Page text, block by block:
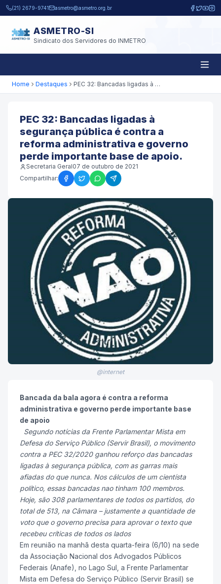
Pular para o conteúdo principal
(21) 2679-9741 asmetro@asmetro.org.br
ASMETRO-SI
Sindicato dos Servidores do INMETRO
Home Destaques PEC 32: Bancadas ligadas à segurança pública é contra a reforma administrativa e governo perde importante base de apoio.
PEC 32: Bancadas ligadas à
segurança pública é contra a
reforma administrativa e governo
perde importante base de apoio.
Secretaria Geral07 de outubro de 2021
Compartilhar:
@internet
Bancada da bala agora é contra a reforma
administrativa e governo perde importante base
de apoio
Segundo notícias da Frente Parlamentar Mista em
Defesa do Serviço Público (Servir Brasil), o movimento
contra a PEC 32/2020 ganhou reforço das bancadas
ligadas à segurança pública, com as garras mais
afiadas do que nunca. Nos cálculos de um cientísta
político, essas bancadas nao tinham 100 membros.
Hoje, são 308 parlamentares de todos os partidos, do
total de 513, na Câmara – justamente a quantidade de
voto que o governo precisa para aprovar o texto que
recebeu críticas de todos os lados
Em reunião na manhã desta quarta-feira (6/10) na sede
da Associação Nacional dos Advogados Públicos
Federais (Anafe), no Lago Sul, a Frente Parlamentar
Mista em Defesa do Serviço Público (Servir Brasil) se